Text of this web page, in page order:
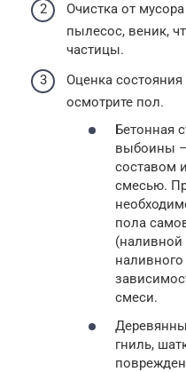
Очистка от
пылесос, веник,
частицы.
Оценка
осмотрите пол.
Бетонная
выбоины
составом
смесью.
пола
смеси.
гниль,